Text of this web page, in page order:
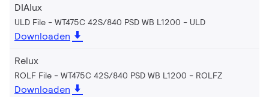
DIAlux
ULD File - WT475C 42S/840 PSD WB L1200 ULD
Downloaden
Relux
ROLF File - WT475C 42S/840 PSD WB L1200 ROLFZ
Downloaden